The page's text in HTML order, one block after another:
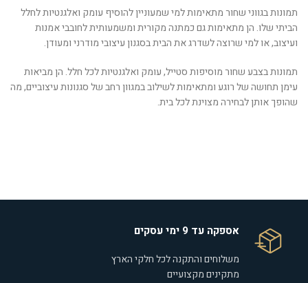
תמונות בגווני שחור מתאימות למי שמעוניין להוסיף עומק ואלגנטיות לחלל
הביתי שלו. הן מתאימות גם כמתנה מקורית ומשמעותית לחובבי אמנות
ועיצוב, או למי שרוצה לשדרג את הבית בסגנון עיצובי מודרני ומעודן.
תמונות בצבע שחור מוסיפות סטייל, עומק ואלגנטיות לכל חלל. הן מביאות
עימן תחושה של רוגע ומתאימות לשילוב במגוון רחב של סגנונות עיצוביים, מה
שהופך אותן לבחירה מצוינת לכל בית.
אספקה עד 9 ימי עסקים
משלוחים והתקנה לכל חלקי הארץ
מתקינים מקצועיים